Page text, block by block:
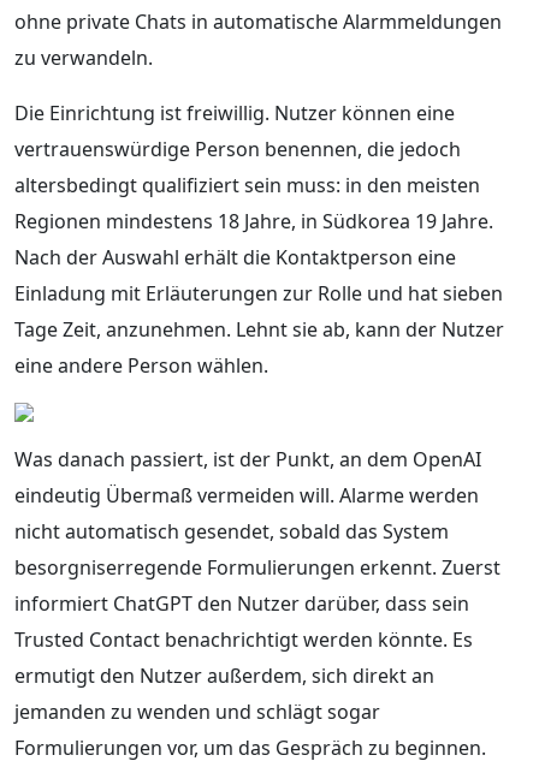
ohne private Chats in automatische Alarmmeldungen
zu verwandeln.
Die Einrichtung ist freiwillig. Nutzer können eine
vertrauenswürdige Person benennen, die jedoch
altersbedingt qualifiziert sein muss: in den meisten
Regionen mindestens 18 Jahre, in Südkorea 19 Jahre.
Nach der Auswahl erhält die Kontaktperson eine
Einladung mit Erläuterungen zur Rolle und hat sieben
Tage Zeit, anzunehmen. Lehnt sie ab, kann der Nutzer
eine andere Person wählen.
Was danach passiert, ist der Punkt, an dem OpenAI
eindeutig Übermaß vermeiden will. Alarme werden
nicht automatisch gesendet, sobald das System
besorgniserregende Formulierungen erkennt. Zuerst
informiert ChatGPT den Nutzer darüber, dass sein
Trusted Contact benachrichtigt werden könnte. Es
ermutigt den Nutzer außerdem, sich direkt an
jemanden zu wenden und schlägt sogar
Formulierungen vor, um das Gespräch zu beginnen.